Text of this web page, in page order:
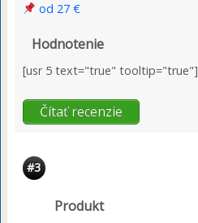
od 27 €
Hodnotenie
[usr 5 text="true" tooltip="true"]
Čítať recenzie
#3
Produkt